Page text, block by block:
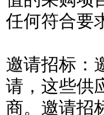
任何符合要
邀请招标：
请，这些供
商。邀请招